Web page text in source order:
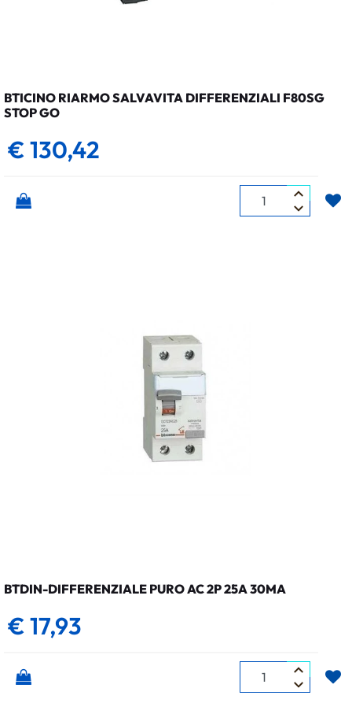
BTICINO RIARMO SALVAVITA DIFFERENZIALI F80SG
STOP GO
€ 130,42
Quantità
BTDIN-DIFFERENZIALE PURO AC 2P 25A 30MA
€ 17,93
Quantità